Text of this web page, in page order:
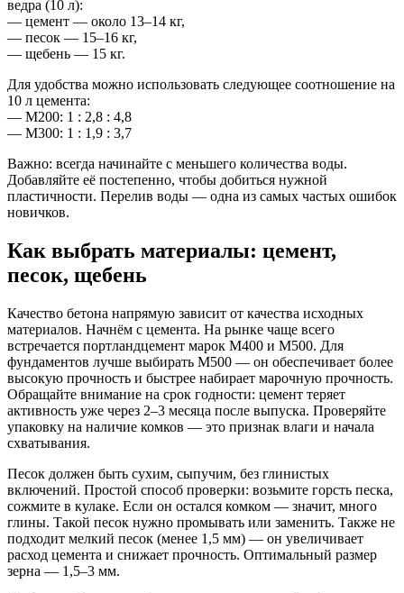
ведра (10 л):
— цемент — около 13–14 кг,
— песок — 15–16 кг,
— щебень — 15 кг.
Для удобства можно использовать следующее соотношение на
10 л цемента:
— М200: 1 : 2,8 : 4,8
— М300: 1 : 1,9 : 3,7
Важно: всегда начинайте с меньшего количества воды.
Добавляйте её постепенно, чтобы добиться нужной
пластичности. Перелив воды — одна из самых частых ошибок
новичков.
Как выбрать материалы: цемент,
песок, щебень
Качество бетона напрямую зависит от качества исходных
материалов. Начнём с цемента. На рынке чаще всего
встречается портландцемент марок М400 и М500. Для
фундаментов лучше выбирать М500 — он обеспечивает более
высокую прочность и быстрее набирает марочную прочность.
Обращайте внимание на срок годности: цемент теряет
активность уже через 2–3 месяца после выпуска. Проверяйте
упаковку на наличие комков — это признак влаги и начала
схватывания.
Песок должен быть сухим, сыпучим, без глинистых
включений. Простой способ проверки: возьмите горсть песка,
сожмите в кулаке. Если он остался комком — значит, много
глины. Такой песок нужно промывать или заменить. Также не
подходит мелкий песок (менее 1,5 мм) — он увеличивает
расход цемента и снижает прочность. Оптимальный размер
зерна — 1,5–3 мм.